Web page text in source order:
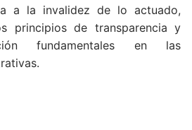
a la invalidez de lo actuado,
principios de transparencia y
fundamentales en las